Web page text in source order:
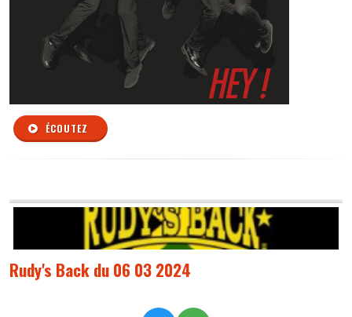
ÉCOUTEZ
Rudy's Back du 06 03 2024